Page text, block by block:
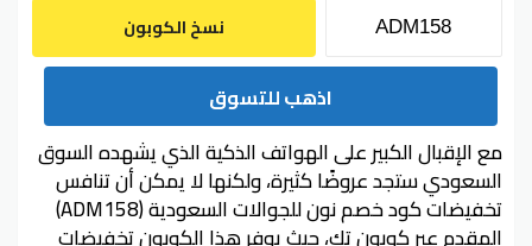
نسخ الكوبون
اذهب للتسوق
مع الإقبال الكبير على الهواتف الذكية الذي يشهده السوق
السعودي ستجد عروضًا كثيرة، ولكنها لا يمكن أن تنافس
تخفيضات كود خصم نون للجوالات السعودية (ADM158)
المقدم عبر كوبون تك، حيث يوفر هذا الكوبون تخفيضات